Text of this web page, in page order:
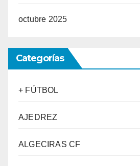
octubre 2025
Categorías
+ FÚTBOL
AJEDREZ
ALGECIRAS CF